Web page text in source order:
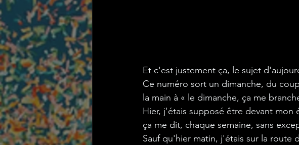
Et c'est justement ça, le sujet
Ce numéro sort un dimanche, du
la main à « le dimanche, ça me
Hier, j'étais supposé être devant mon
ça me dit, chaque semaine, sans
Sauf qu'hier matin, j'étais sur la route